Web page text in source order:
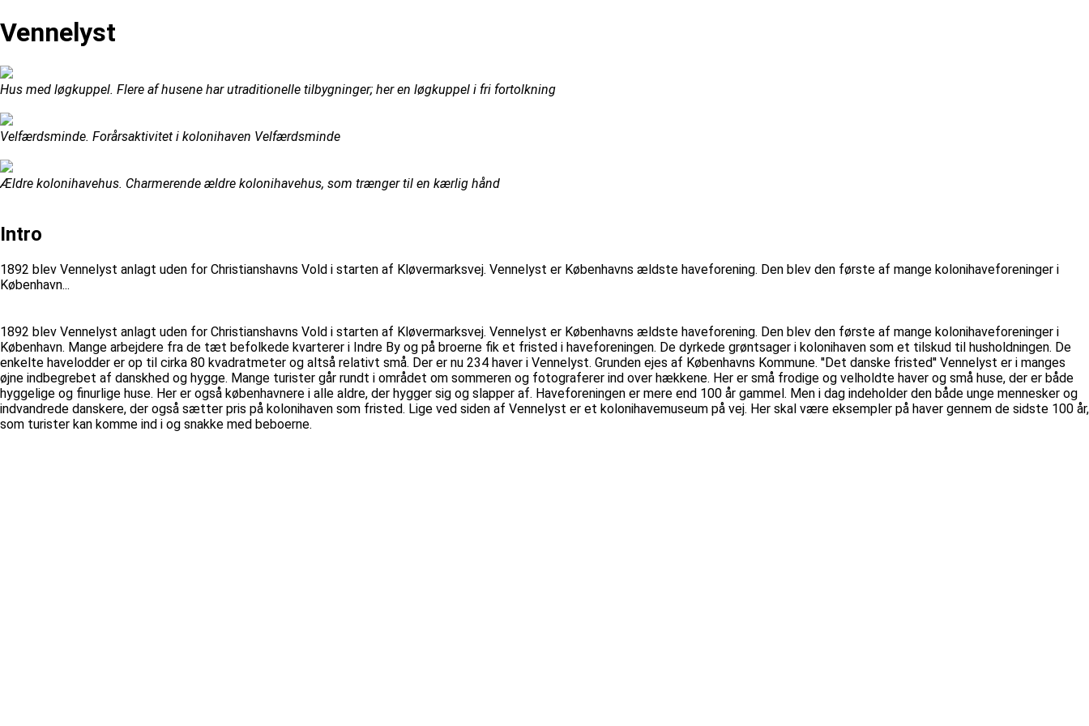
Vennelyst
Hus med løgkuppel. Flere af husene har utraditionelle tilbygninger; her en løgkuppel i fri fortolkning
Velfærdsminde. Forårsaktivitet i kolonihaven Velfærdsminde
Ældre kolonihavehus. Charmerende ældre kolonihavehus, som trænger til en kærlig hånd
Intro
1892 blev Vennelyst anlagt uden for Christianshavns Vold i starten af Kløvermarksvej. Vennelyst er Københavns ældste haveforening. Den blev den første af mange kolonihaveforeninger i
København...
1892 blev Vennelyst anlagt uden for Christianshavns Vold i starten af Kløvermarksvej. Vennelyst er Københavns ældste haveforening. Den blev den første af mange kolonihaveforeninger i
København. Mange arbejdere fra de tæt befolkede kvarterer i Indre By og på broerne fik et fristed i haveforeningen. De dyrkede grøntsager i kolonihaven som et tilskud til husholdningen. De
enkelte havelodder er op til cirka 80 kvadratmeter og altså relativt små. Der er nu 234 haver i Vennelyst. Grunden ejes af Københavns Kommune. ''Det danske fristed'' Vennelyst er i manges
øjne indbegrebet af danskhed og hygge. Mange turister går rundt i området om sommeren og fotograferer ind over hækkene. Her er små frodige og velholdte haver og små huse, der er både
hyggelige og finurlige huse. Her er også københavnere i alle aldre, der hygger sig og slapper af. Haveforeningen er mere end 100 år gammel. Men i dag indeholder den både unge mennesker og
indvandrede danskere, der også sætter pris på kolonihaven som fristed. Lige ved siden af Vennelyst er et kolonihavemuseum på vej. Her skal være eksempler på haver gennem de sidste 100 år,
som turister kan komme ind i og snakke med beboerne.